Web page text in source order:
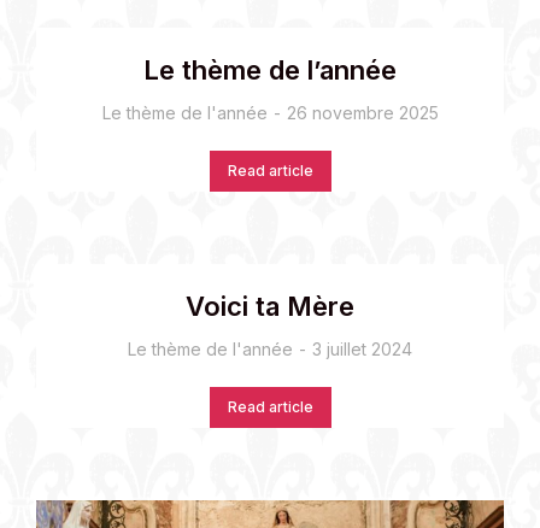
Le thème de l’année
Le thème de l'année 26 novembre 2025
Read article
Voici ta Mère
Le thème de l'année 3 juillet 2024
Read article